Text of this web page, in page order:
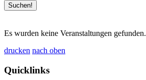
Es wurden keine Veranstaltungen gefunden.
drucken nach oben
Quicklinks